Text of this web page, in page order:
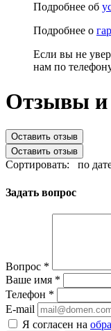
Подробнее об
Подробнее о
Если вы не
нам по
Отзывы и
Оставить отзыв
Оставить отзыв
Сортировать: по
Задать вопрос
Вопрос *
Ваше имя *
Телефон *
E-mail
Я согласен на